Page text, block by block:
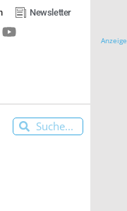
Newsletter
Anzeige